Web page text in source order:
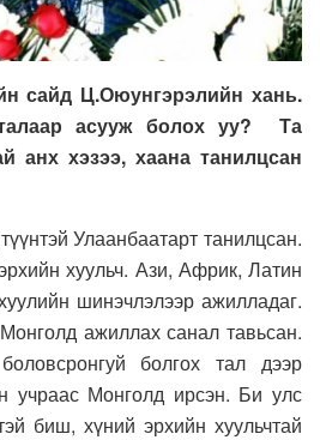
Ц.Оюунгэрэлийн хань.
асууж болох уу? Та
анх хэзээ, хаана танилцсан
Улаанбаатарт танилцсан.
хуульч. Ази, Африк, Латин
шинэчлэлээр ажилладаг.
ажиллах санал тавьсан.
болгох тал дээр
учраас Монголд ирсэн. Би улс
биш, хүний эрхийн хуульчтай